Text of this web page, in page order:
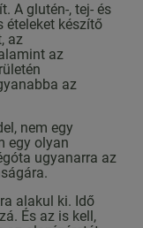
A glutén-, tej- és
ételeket készítő
az
az
az
nem egy
egy olyan
ugyanarra az
alakul ki. Idő
És az is kell,